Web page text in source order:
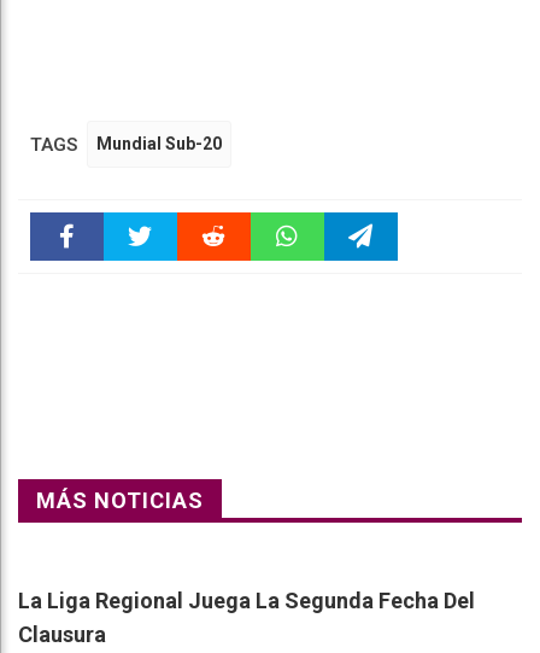
TAGS Mundial Sub-20
MÁS NOTICIAS
La Liga Regional Juega La Segunda Fecha Del
Clausura